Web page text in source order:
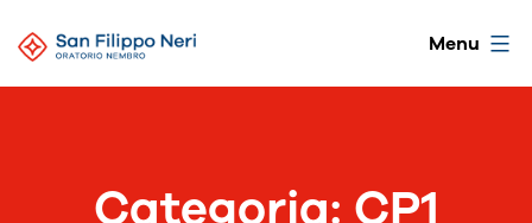
al
Oratorio
di
Menu
Categoria: CP1